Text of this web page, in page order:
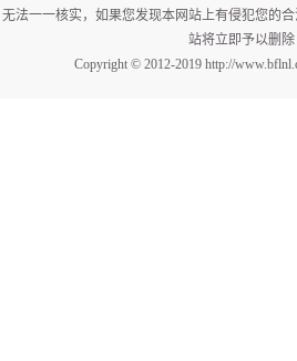
无法一一核实，如果您发现本网站上有侵犯您的
站将立即予以删除
Copyright © 2012-2019 http://